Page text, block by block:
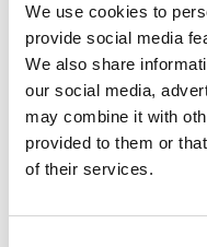
We use cookies to
provide social media
We also share
our social media,
may combine it with
provided to them or
of their services.
futuro delle industrie e i
limitino a soddisfare gli
Hone si propone
approccio olistico
precisione e
Abbracciate il potere di